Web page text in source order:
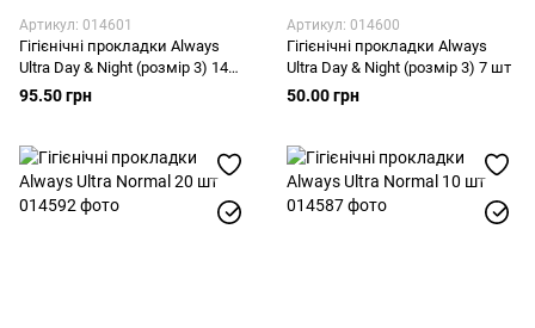
Артикул: 014601
Гігієнічні прокладки Always
Ultra Day & Night (розмір 3) 14
шт
95.50 грн
Артикул: 014600
Гігієнічні прокладки Always
Ultra Day & Night (розмір 3) 7 шт
50.00 грн